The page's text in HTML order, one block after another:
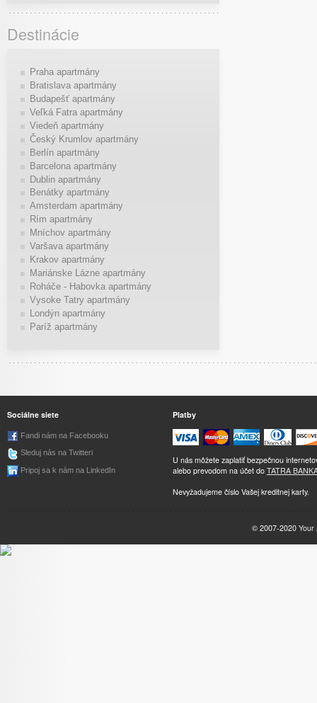
Destinácie
Praha apartmány
Bratislava apartmány
Budapešť apartmány
Veľká Fatra apartmány
Viedeň apartmány
Český Krumlov apartmány
Berlín apartmány
Barcelona apartmány
Dublin apartmány
Benátky apartmány
Amsterdam apartmány
Rím apartmány
Mníchov apartmány
Varšava apartmány
Krakov apartmány
Mariánske Lázne apartmány
Roháče - Habovka apartmány
Vysoke Tatry apartmány
Londýn apartmány
Paríž apartmány
Sociálne siete
Fandi nám na Facebooku
Sleduj nás na Twitteri
Pripoj sa k nám na LinkedIn
Platby
U nás môžete zaplatiť bezpečnou
alebo prevodom na účet do TATRA
Nevyžadujeme číslo Vašej kreditnej karty.
© 2007-2020 Your